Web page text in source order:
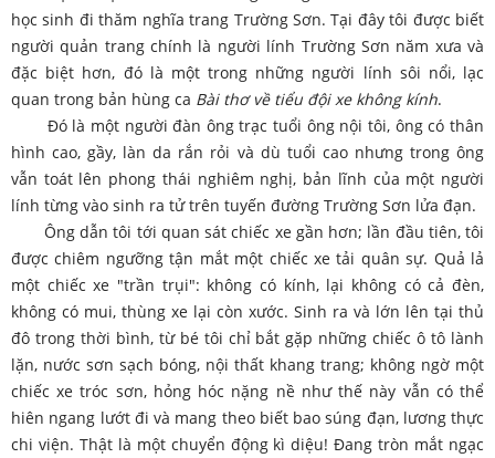
học sinh đi thăm nghĩa trang Trường Sơn. Tại đây tôi được biết
người quản trang chính là người lính Trường Sơn năm xưa và
đặc biệt hơn, đó là một trong những người lính sôi nổi, lạc
quan trong bản hùng ca Bài thơ về tiểu đội xe không kính.
Đó là một người đàn ông trạc tuổi ông nội tôi, ông có thân
hình cao, gầy, làn da rắn rỏi và dù tuổi cao nhưng trong ông
vẫn toát lên phong thái nghiêm nghị, bản lĩnh của một người
lính từng vào sinh ra tử trên tuyến đường Trường Sơn lửa đạn.
Ông dẫn tôi tới quan sát chiếc xe gần hơn; lần đầu tiên, tôi
được chiêm ngưỡng tận mắt một chiếc xe tải quân sự. Quả lả
một chiếc xe "trần trụi": không có kính, lại không có cả đèn,
không có mui, thùng xe lại còn xước. Sinh ra và lớn lên tại thủ
đô trong thời bình, từ bé tôi chỉ bắt gặp những chiếc ô tô lành
lặn, nước sơn sạch bóng, nội thất khang trang; không ngờ một
chiếc xe tróc sơn, hỏng hóc nặng nề như thế này vẫn có thể
hiên ngang lướt đi và mang theo biết bao súng đạn, lương thực
chi viện. Thật là một chuyển động kì diệu! Đang tròn mắt ngạc